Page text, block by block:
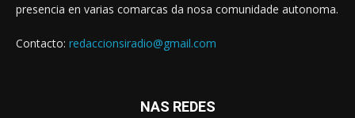
presencia en varias comarcas da nosa comunidade autonoma.
Contacto: redaccionsiradio@gmail.com
NAS REDES